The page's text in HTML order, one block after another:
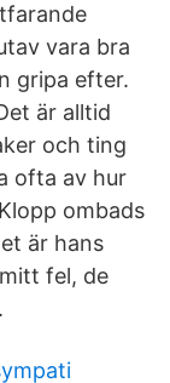
vara bra
gripa efter.
är alltid
och ting
ofta av hur
ombads
är hans
fel, de